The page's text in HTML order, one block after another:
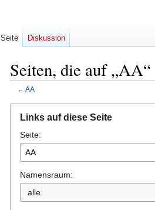
Seiten, die auf
← AA
Navigation
springen
Suche
springen
Links auf diese Seite
Seite:
Namensraum:
Seite Diskussion